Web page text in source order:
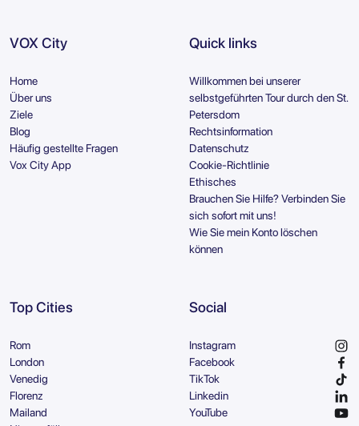
VOX City
Home
Über uns
Ziele
Blog
Häufig gestellte Fragen
Vox City App
Quick links
Willkommen bei unserer
selbstgeführten Tour durch den St.
Petersdom
Rechtsinformation
Datenschutz
Cookie-Richtlinie
Ethisches
Brauchen Sie Hilfe? Verbinden Sie
sich sofort mit uns!
Wie Sie mein Konto löschen
können
Top Cities
Rom
London
Venedig
Florenz
Mailand
Social
Instagram
Facebook
TikTok
Linkedin
YouTube